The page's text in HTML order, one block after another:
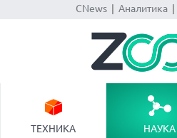
CNews| Аналитика|
ТЕХНИКА НАУКА